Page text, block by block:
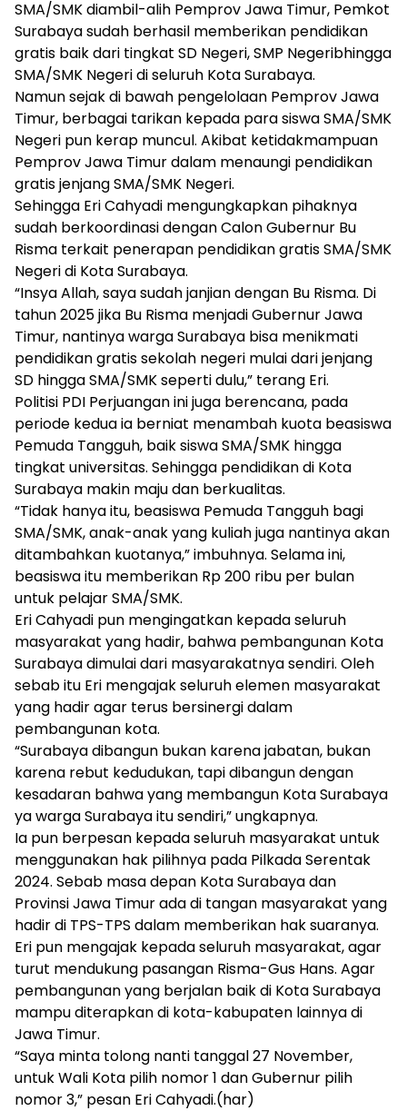
SMA/SMK diambil-alih Pemprov Jawa Timur, Pemkot
Surabaya sudah berhasil memberikan pendidikan
gratis baik dari tingkat SD Negeri, SMP Negeribhingga
SMA/SMK Negeri di seluruh Kota Surabaya.
Namun sejak di bawah pengelolaan Pemprov Jawa
Timur, berbagai tarikan kepada para siswa SMA/SMK
Negeri pun kerap muncul. Akibat ketidakmampuan
Pemprov Jawa Timur dalam menaungi pendidikan
gratis jenjang SMA/SMK Negeri.
Sehingga Eri Cahyadi mengungkapkan pihaknya
sudah berkoordinasi dengan Calon Gubernur Bu
Risma terkait penerapan pendidikan gratis SMA/SMK
Negeri di Kota Surabaya.
“Insya Allah, saya sudah janjian dengan Bu Risma. Di
tahun 2025 jika Bu Risma menjadi Gubernur Jawa
Timur, nantinya warga Surabaya bisa menikmati
pendidikan gratis sekolah negeri mulai dari jenjang
SD hingga SMA/SMK seperti dulu,” terang Eri.
Politisi PDI Perjuangan ini juga berencana, pada
periode kedua ia berniat menambah kuota beasiswa
Pemuda Tangguh, baik siswa SMA/SMK hingga
tingkat universitas. Sehingga pendidikan di Kota
Surabaya makin maju dan berkualitas.
“Tidak hanya itu, beasiswa Pemuda Tangguh bagi
SMA/SMK, anak-anak yang kuliah juga nantinya akan
ditambahkan kuotanya,” imbuhnya. Selama ini,
beasiswa itu memberikan Rp 200 ribu per bulan
untuk pelajar SMA/SMK.
Eri Cahyadi pun mengingatkan kepada seluruh
masyarakat yang hadir, bahwa pembangunan Kota
Surabaya dimulai dari masyarakatnya sendiri. Oleh
sebab itu Eri mengajak seluruh elemen masyarakat
yang hadir agar terus bersinergi dalam
pembangunan kota.
“Surabaya dibangun bukan karena jabatan, bukan
karena rebut kedudukan, tapi dibangun dengan
kesadaran bahwa yang membangun Kota Surabaya
ya warga Surabaya itu sendiri,” ungkapnya.
Ia pun berpesan kepada seluruh masyarakat untuk
menggunakan hak pilihnya pada Pilkada Serentak
2024. Sebab masa depan Kota Surabaya dan
Provinsi Jawa Timur ada di tangan masyarakat yang
hadir di TPS-TPS dalam memberikan hak suaranya.
Eri pun mengajak kepada seluruh masyarakat, agar
turut mendukung pasangan Risma-Gus Hans. Agar
pembangunan yang berjalan baik di Kota Surabaya
mampu diterapkan di kota-kabupaten lainnya di
Jawa Timur.
“Saya minta tolong nanti tanggal 27 November,
untuk Wali Kota pilih nomor 1 dan Gubernur pilih
nomor 3,” pesan Eri Cahyadi.(har)